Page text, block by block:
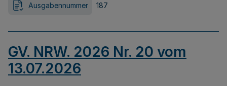
Ausgabennummer 187
GV. NRW. 2026 Nr. 20 vom
13.07.2026